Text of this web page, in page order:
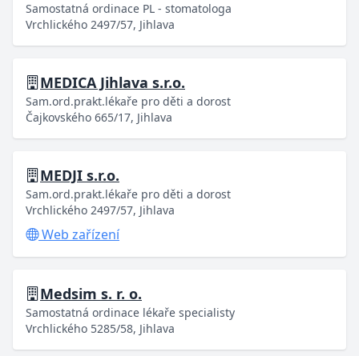
Samostatná ordinace PL - stomatologa
Vrchlického 2497/57, Jihlava
MEDICA Jihlava s.r.o.
Sam.ord.prakt.lékaře pro děti a dorost
Čajkovského 665/17, Jihlava
MEDJI s.r.o.
Sam.ord.prakt.lékaře pro děti a dorost
Vrchlického 2497/57, Jihlava
Web zařízení
Medsim s. r. o.
Samostatná ordinace lékaře specialisty
Vrchlického 5285/58, Jihlava